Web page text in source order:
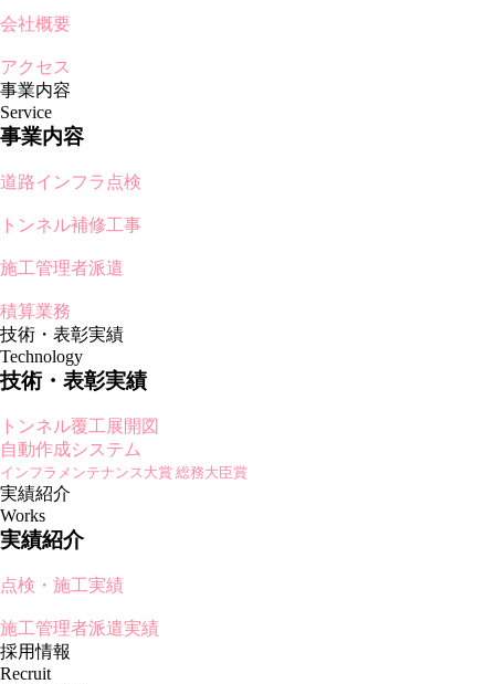
会社概要
アクセス
事業内容
Service
事業内容
道路インフラ点検
トンネル補修工事
施工管理者派遣
積算業務
技術・表彰実績
Technology
技術・表彰実績
トンネル覆工展開図
自動作成システム
インフラメンテナンス大賞 総務大臣賞
実績紹介
Works
実績紹介
点検・施工実績
施工管理者派遣実績
採用情報
Recruit